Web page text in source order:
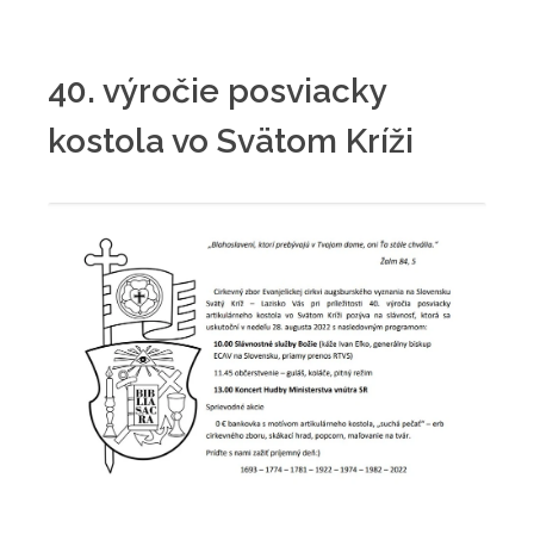
40. výročie posviacky
kostola vo Svätom Kríži